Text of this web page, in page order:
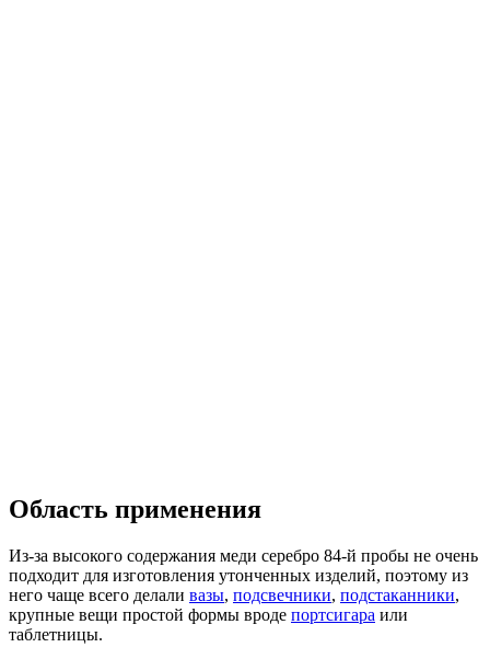
Область применения
Из-за высокого содержания меди серебро 84-й пробы не очень
подходит для изготовления утонченных изделий, поэтому из
него чаще всего делали вазы, подсвечники, подстаканники,
крупные вещи простой формы вроде портсигара или
таблетницы.